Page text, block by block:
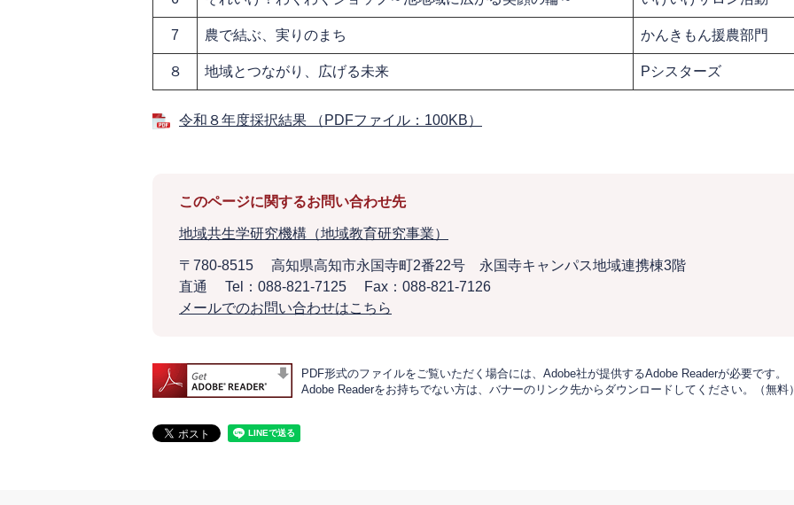
7 農で結ぶ、実りのまち かんきもん援農部門
８ 地域とつながり、広げる未来 Pシスターズ
令和８年度採択結果 （PDFファイル：100KB）
このページに関するお問い合わせ先
地域共生学研究機構（地域教育研究事業）
〒780-8515
高知県高知市永国寺町2番22号 永国寺キャンパス地域連携棟3階
直通
Tel：088-821-7125
Fax：088-821-7126
メールでのお問い合わせはこちら
PDF形式のファイルをご覧いただく場合には、Adobe社が提供するAdobe Readerが必要です。
Adobe Readerをお持ちでない方は、バナーのリンク先からダウンロードしてください。（無料